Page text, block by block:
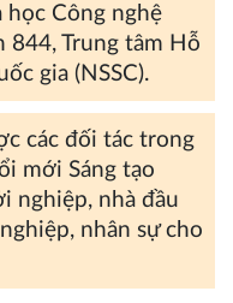
học Công nghệ
844, Trung tâm Hỗ
gia (NSSC).
các đối tác trong
mới Sáng tạo
nghiệp, nhà đầu
nhân sự cho